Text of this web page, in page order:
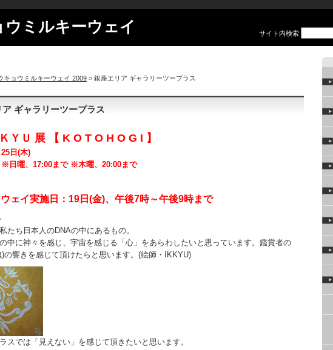
ウミルキーウェイ
サイト内検索
キョウミルキーウェイ 2009 > 銀座エリア ギャラリーツープラス
ギャラリーツープラス
ＹＵ 展 【 K O T O H O G I 】
日(木)
※日曜、17:00まで ※木曜、20:00まで
ェイ実施日：19日(金)、午後7時～午後9時まで
たち日本人のDNAの中にあるもの。
中に神々を感じ、宇宙を感じる「心」をあらわしたいと思っています。鑑賞者の
の響きを感じて頂けたらと思います。(絵師・IKKYU)
スでは「見えない」を感じて頂きたいと思います。